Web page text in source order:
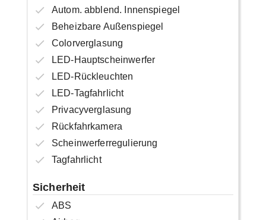
Autom. abblend. Innenspiegel
Beheizbare Außenspiegel
Colorverglasung
LED-Hauptscheinwerfer
LED-Rückleuchten
LED-Tagfahrlicht
Privacyverglasung
Rückfahrkamera
Scheinwerferregulierung
Tagfahrlicht
Sicherheit
ABS